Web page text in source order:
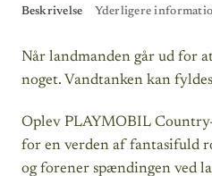
Beskrivelse Yderligere
Når landmanden går ud for
noget. Vandtanken kan
Oplev PLAYMOBIL
for en verden af fantasifuld
og forener spændingen ved